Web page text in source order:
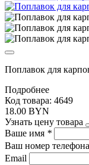
Поплавок для
Подробнее
Код товара: 4649
18.00 BYN
Узнать цену товара
Ваше имя *
Ваш номер телефона
Email